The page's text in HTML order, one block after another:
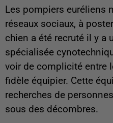
Les pompiers euréliens
réseaux sociaux, à
chien a été recruté il y a
spécialisée
voir de complicité entre
fidèle équipier. Cette
recherches de
sous des décombres.